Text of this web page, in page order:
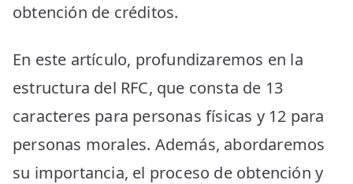
obtención de créditos.
En este artículo, profundizaremos en la
estructura del RFC, que consta de 13
caracteres para personas físicas y 12 para
personas morales. Además, abordaremos
su importancia, el proceso de obtención y